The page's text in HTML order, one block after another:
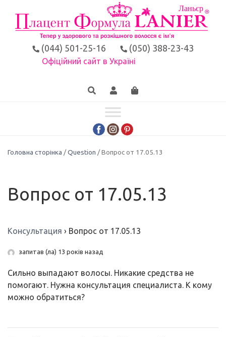
(044) 501-25-16 (050) 388-23-43
Офіційний сайт в Україні
Головна сторінка /Question / Вопрос от 17.05.13
Вопрос от 17.05.13
Консультация › Вопрос от 17.05.13
запитав (ла) 13 років назад
Сильно выпадают волосы. Никакие средства не
помогают. Нужна консультация специалиста. К кому
можно обратиться?